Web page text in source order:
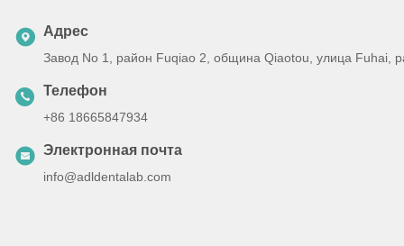
Адрес
Завод No 1, район Fuqiao 2, община Qiaotou, улица Fuhai,
Телефон
+86 18665847934
Электронная почта
info@adldentalab.com